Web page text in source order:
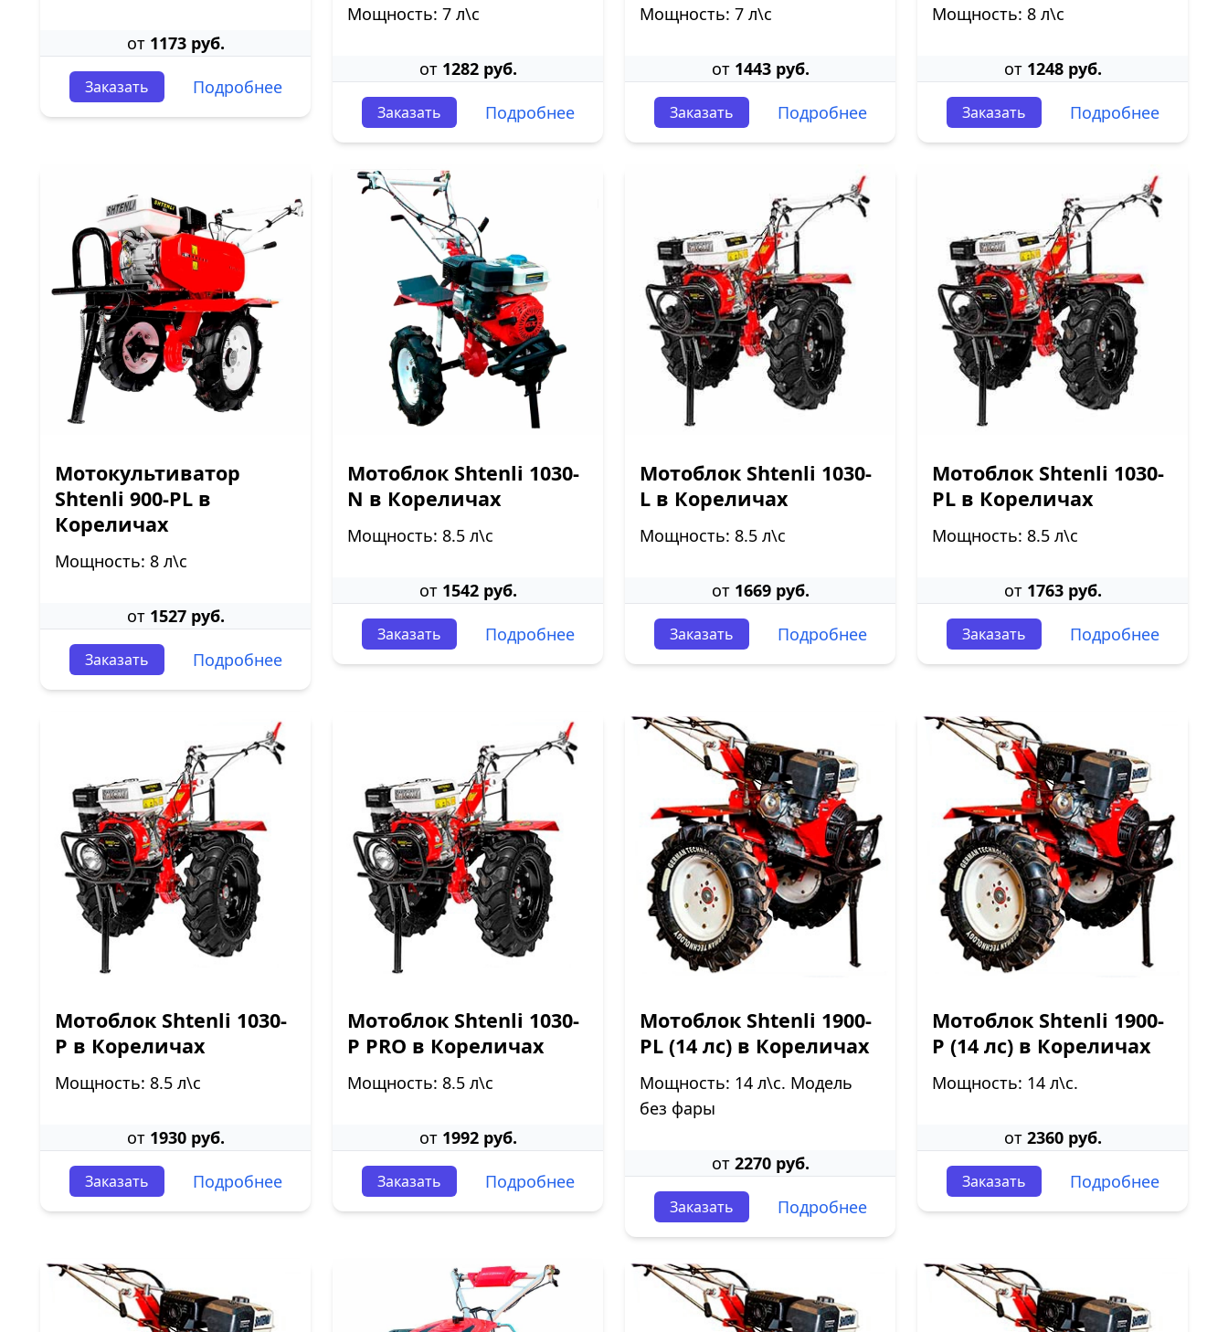
от 1173 руб.
Заказать Подробнее
Мощность: 7 л\с
от 1282 руб.
Заказать Подробнее
Мощность: 7 л\с
от 1443 руб.
Заказать Подробнее
Мощность: 8 л\с
от 1248 руб.
Заказать Подробнее
Мотокультиватор
Shtenli 900-PL в
Кореличах
Мощность: 8 л\с
от 1527 руб.
Заказать Подробнее
Мотоблок Shtenli 1030-
N в Кореличах
Мощность: 8.5 л\с
от 1542 руб.
Заказать Подробнее
Мотоблок Shtenli 1030-
L в Кореличах
Мощность: 8.5 л\с
от 1669 руб.
Заказать Подробнее
Мотоблок Shtenli 1030-
PL в Кореличах
Мощность: 8.5 л\с
от 1763 руб.
Заказать Подробнее
Мотоблок Shtenli 1030-
P в Кореличах
Мощность: 8.5 л\с
от 1930 руб.
Заказать Подробнее
Мотоблок Shtenli 1030-
P PRO в Кореличах
Мощность: 8.5 л\с
от 1992 руб.
Заказать Подробнее
Мотоблок Shtenli 1900-
PL (14 лс) в Кореличах
Мощность: 14 л\с. Модель
без фары
от 2270 руб.
Заказать Подробнее
Мотоблок Shtenli 1900-
P (14 лс) в Кореличах
Мощность: 14 л\с.
от 2360 руб.
Заказать Подробнее